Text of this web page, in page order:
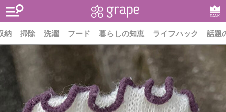
RANK
納 掃除 洗濯 フード 暮らしの知恵 ライフハック 話題